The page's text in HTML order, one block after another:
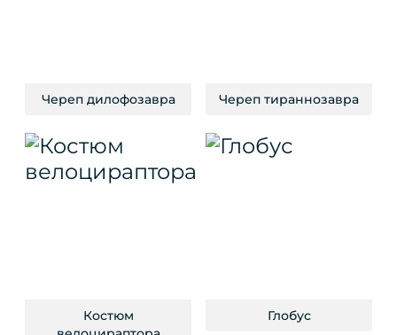
Череп дилофозавра Череп тираннозавра
Костюм
Глобус